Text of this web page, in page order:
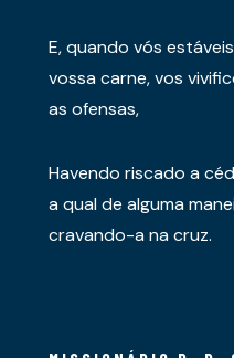
E, quando vós
vossa carne, vos
as ofensas,
Havendo riscado a
a qual de alguma
cravando-a na cruz.